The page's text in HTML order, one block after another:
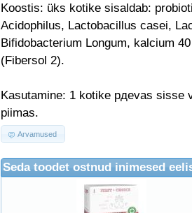
Koostis: üks kotike sisaldab:
Acidophilus, Lactobacillus casei,
Bifidobacterium Longum, kalcium
(Fibersol 2).
Kasutamine: 1 kotike pдevas sisse
piimas.
Arvamused
Seda toodet ostnud inimesed